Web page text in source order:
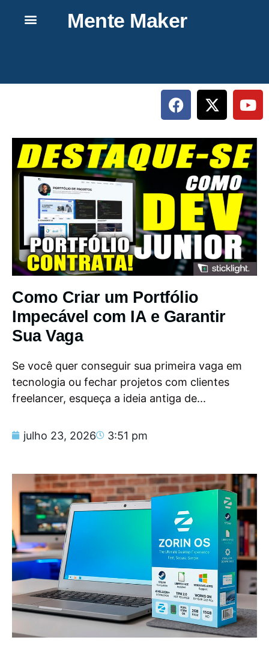
Mente Maker
Como Criar um Portfólio
Impecável com IA e Garantir
Sua Vaga
Se você quer conseguir sua primeira vaga em
tecnologia ou fechar projetos com clientes
freelancer, esqueça a ideia antiga de...
julho 23, 2026 3:51 pm